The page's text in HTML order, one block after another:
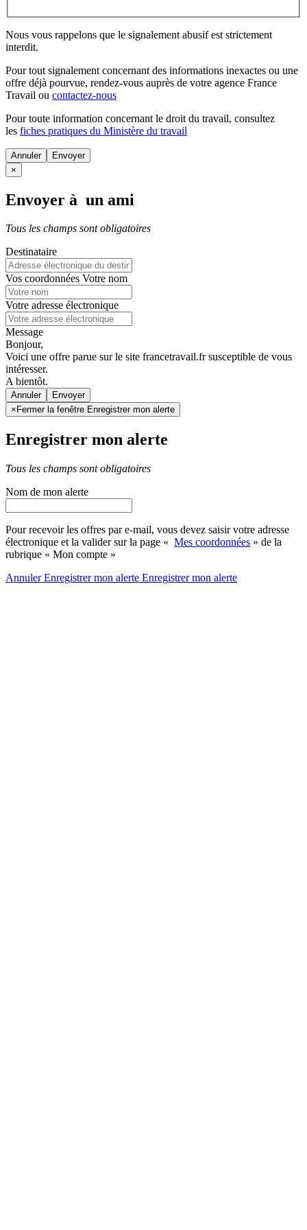
Nous vous rappelons que le signalement abusif est strictement
interdit.
Pour tout signalement concernant des informations inexactes ou une
offre déjà pourvue, rendez-vous auprès de votre agence France
Travail ou contactez-nous
Pour toute information concernant le droit du travail, consultez
les fiches pratiques du Ministère du travail
Annuler
×
Envoyer à un ami
Tous les champs sont obligatoires
Destinataire
Vos coordonnées Votre nom
Votre adresse électronique
Message
Bonjour,
Voici une offre parue sur le site francetravail.fr susceptible de vous
intéresser.
A bientôt.
Annuler
× Fermer la fenêtre Enregistrer mon alerte
Enregistrer mon alerte
Tous les champs sont obligatoires
Nom de mon alerte
Pour recevoir les offres par e-mail, vous devez saisir votre adresse
électronique et la valider sur la page « Mes coordonnées » de la
rubrique « Mon compte »
AnnulerEnregistrer mon alerte Enregistrermon alerte